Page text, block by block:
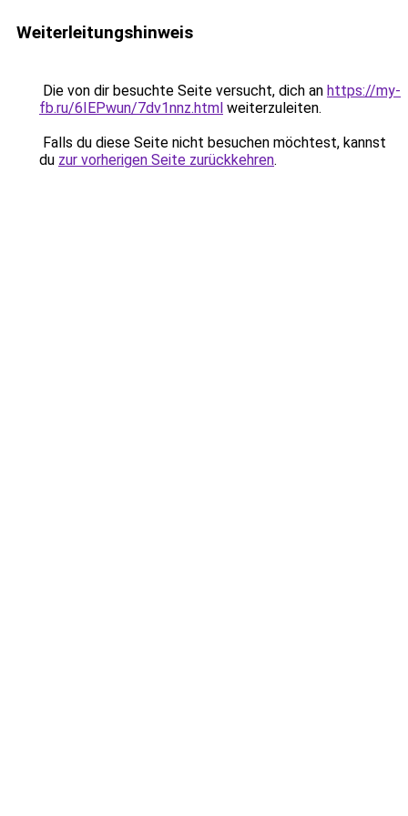
Weiterleitungshinweis
Die von dir besuchte Seite versucht, dich an https://my-
fb.ru/6IEPwun/7dv1nnz.html weiterzuleiten.
Falls du diese Seite nicht besuchen möchtest, kannst
du zur vorherigen Seite zurückkehren.